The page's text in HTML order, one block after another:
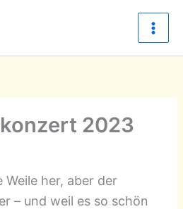
2023
Weile her, aber der
– und weil es so schön